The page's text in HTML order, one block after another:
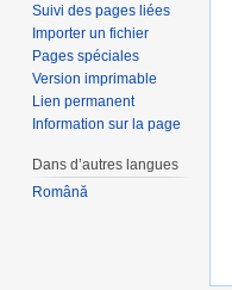
Suivi des pages liées
Importer un fichier
Pages spéciales
Version imprimable
Lien permanent
Information sur la page
Dans d’autres langues
Română